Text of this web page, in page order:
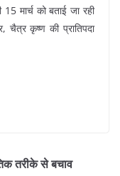
मार्च को बताई जा रही
कृष्ण की प्रातिपदा
तरीके से बचाव